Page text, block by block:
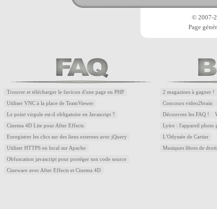
© 2007-
Page
Trouver et télécharger le favicon d'une page en PHP
Utiliser VNC à la place de TeamViewer
Le point virgule est-il obligatoire en Javascript ?
Cinema 4D Lite pour After Effects
Enregistrer les clics sur des liens externes avec jQuery
Utiliser HTTPS en local sur Apache
Obfuscation javascript pour protéger son code source
Cineware avec After Effects et Cinema 4D
2 magazines à gagner !
Concours video2brain
Découvrez les FAQ !
Lytro : l'appareil photo
L'Odyssée de Cartier
Musiques libres de